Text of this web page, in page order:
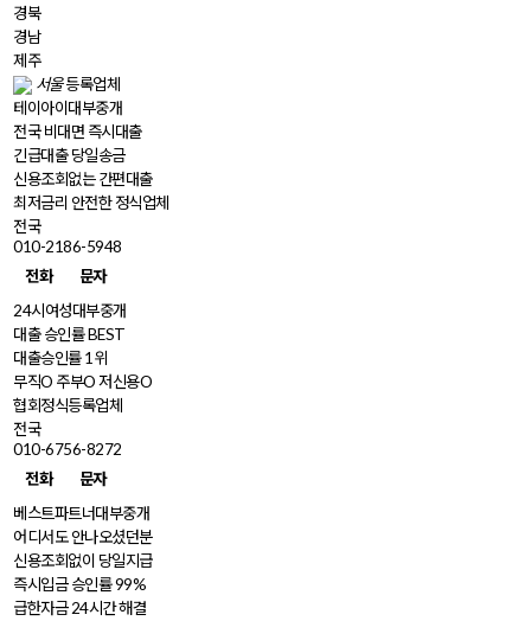
경북
경남
제주
서울등록업체
테이아이대부중개
전국 비대면 즉시대출
긴급대출 당일송금
신용조회없는 간편대출
최저금리 안전한 정식업체
전국
010-2186-5948
전화
문자
24시여성대부중개
대출 승인률 BEST
대출승인률 1위
무직O 주부O 저신용O
협회정식등록업체
전국
010-6756-8272
전화
문자
베스트파트너대부중개
어디서도 안나오셨던분
신용조회없이 당일지급
즉시입금 승인률 99%
급한자금 24시간 해결